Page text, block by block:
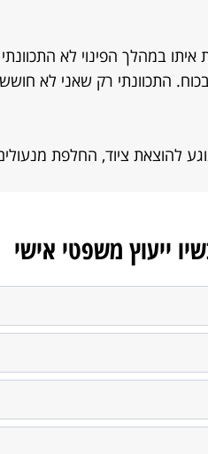
במהלך הפינוי לא התכוונתי
התכוונתי רק שאני לא
להוצאת ציוד, החלפת
ייעוץ משפטי אישי